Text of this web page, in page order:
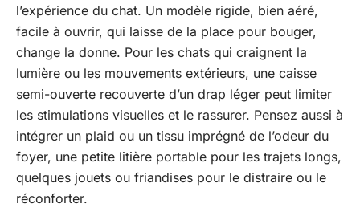
l’expérience du chat. Un modèle rigide, bien aéré,
facile à ouvrir, qui laisse de la place pour bouger,
change la donne. Pour les chats qui craignent la
lumière ou les mouvements extérieurs, une caisse
semi-ouverte recouverte d’un drap léger peut limiter
les stimulations visuelles et le rassurer. Pensez aussi à
intégrer un plaid ou un tissu imprégné de l’odeur du
foyer, une petite litière portable pour les trajets longs,
quelques jouets ou friandises pour le distraire ou le
réconforter.